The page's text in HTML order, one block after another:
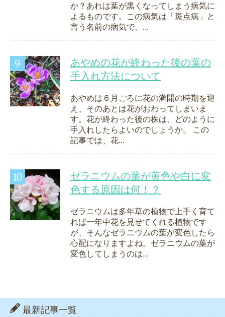
か？あれは葉が黒くなってしまう病気に
よるものです。この病気は「斑点病」と
言う名前の病気で、...
あやめの花が終わった後の葉の
手入れ方法について
あやめは６月ごろに花の満開の時期を迎
え、そのあとは花がおわってしまいま
す。花が終わった後の株は、どのように
手入れしたらよいのでしょうか。 この
記事では、花...
ゼラニウムの葉が黄色や白に変
色する原因は何！？
ゼラニウムは多年草の植物で上手く育て
れば一年中花を見せてくれる植物です
が、そんなゼラニウムの葉が変色したら
心配になりますよね。ゼラニウムの葉が
変色してしまうのは...
最新記事一覧